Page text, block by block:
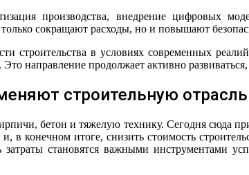
производства, внедрение цифровых
сокращают расходы, но и повышают
строительства в условиях современных
направление продолжает активно
строительную отрасль
бетон и тяжелую технику. Сегодня сюда
в конечном итоге, снизить стоимость
становятся важными инструментами